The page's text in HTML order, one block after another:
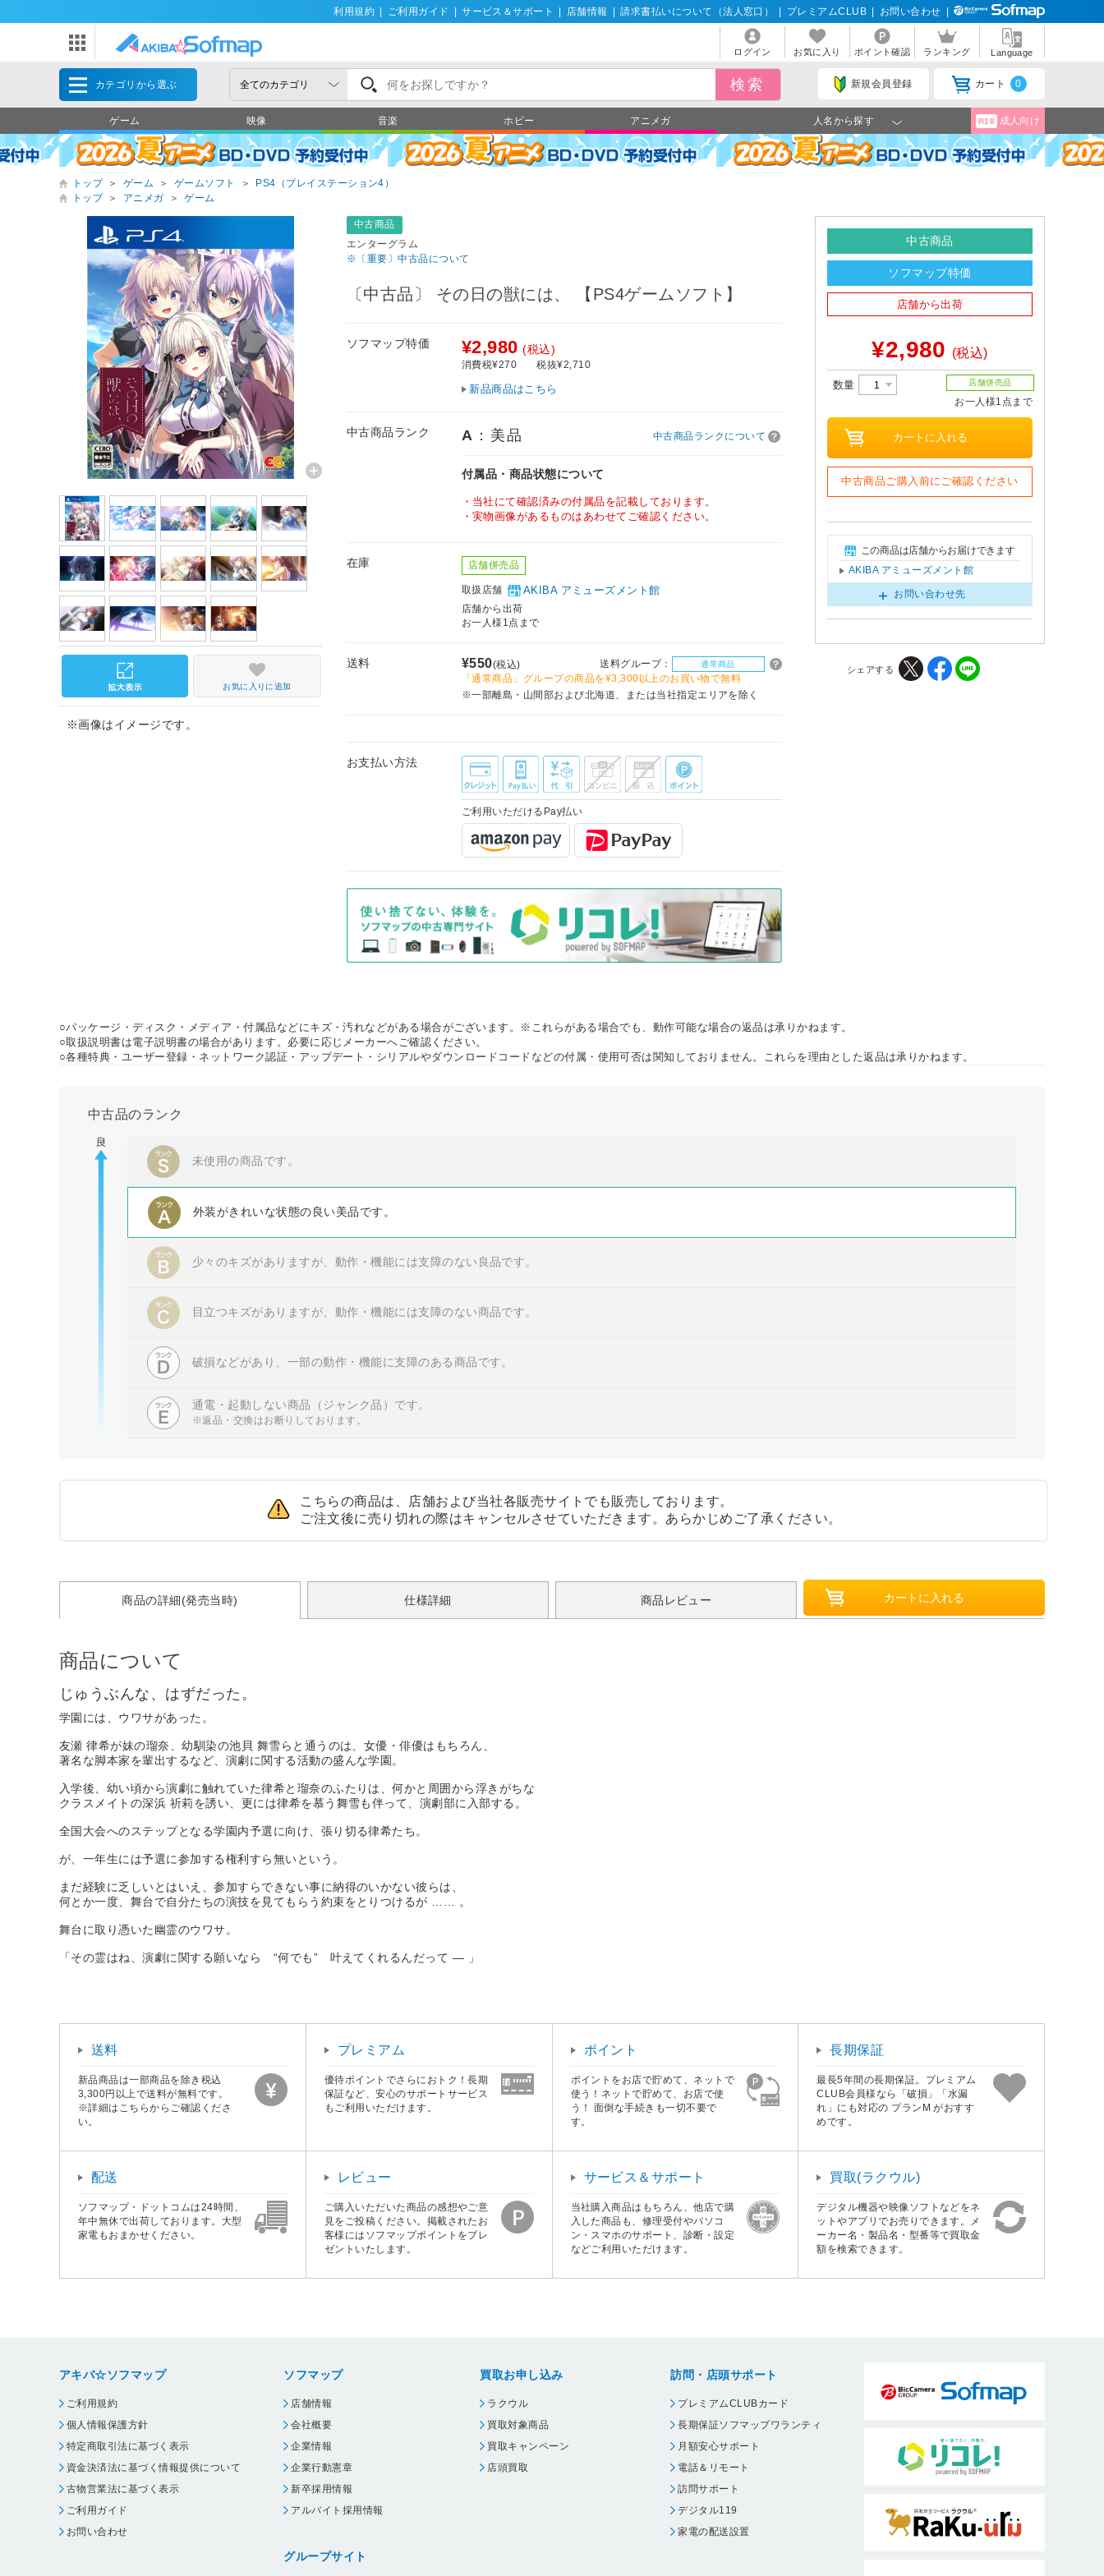
利用規約 ご利用ガイド サービス＆サポート 店舗情報 請求書払いについて（法人窓口） プレミアムCLUB お問い合わせ
ログイン お気に入り ポイント確認 ランキング Language
カテゴリから選ぶ 新規会員登録 カート 0
ゲーム 映像 音楽 ホビー アニメガ 人名から探す R18 成人向け
トップ ＞ ゲーム ＞ ゲームソフト ＞
PS4（プレイステーション4）
トップ
＞ アニメガ ＞ ゲーム
中古商品
エンターグラム
※〔重要〕中古品について
〔中古品〕 その日の獣には、 【PS4ゲームソフト】
ソフマップ特価 ¥2,980 (税込)
消費税¥270 税抜¥2,710
新品商品はこちら
中古商品ランク A ：美品 中古商品ランクについて
付属品・商品状態について
当社にて確認済みの付属品を記載しております。
実物画像があるものはあわせてご確認ください。
在庫 店舗併売品
取扱店舗 AKIBA アミューズメント館
店舗から出荷
お一人様1点まで
送料 ¥550(税込) 送料グループ： 通常商品
「通常商品」グループの商品を¥3,300以上のお買い物で無料
※一部離島・山間部および北海道、または当社指定エリアを除く
お支払い方法
ご利用いただけるPay払い
お気に入りに追加
※画像はイメージです。
中古商品
ソフマップ特価
店舗から出荷
¥2,980 (税込)
数量 店舗併売品
お一人様1点まで
中古商品ご購入前にご確認ください
この商品は店舗からお届けできます
AKIBA アミューズメント館
お問い合わせ先
シェアする
○パッケージ・ディスク・メディア・付属品などにキズ・汚れなどがある場合がございます。※これらがある場合でも、動作可能な場合の返品は承りかねます。
○取扱説明書は電子説明書の場合があります。必要に応じメーカーへご確認ください。
○各種特典・ユーザー登録・ネットワーク認証・アップデート・シリアルやダウンロードコードなどの付属・使用可否は関知しておりません。これらを理由とした返品は承りかねます。
中古品のランク
未使用の商品です。
外装がきれいな状態の良い美品です。
少々のキズがありますが、動作・機能には支障のない良品です。
目立つキズがありますが、動作・機能には支障のない商品です。
破損などがあり、一部の動作・機能に支障のある商品です。
通電・起動しない商品（ジャンク品）です。
※返品・交換はお断りしております。
こちらの商品は、店舗および当社各販売サイトでも販売しております。
ご注文後に売り切れの際はキャンセルさせていただきます。あらかじめご了承ください。
商品の詳細(発売当時) 仕様詳細 商品レビュー
商品について
じゅうぶんな、はずだった。
学園には、ウワサがあった。
友瀬 律希が妹の瑠奈、幼馴染の池貝 舞雪らと通うのは、女優・俳優はもちろん、
著名な脚本家を輩出するなど、演劇に関する活動の盛んな学園。
入学後、幼い頃から演劇に触れていた律希と瑠奈のふたりは、何かと周囲から浮きがちな
クラスメイトの深浜 祈莉を誘い、更には律希を慕う舞雪も伴って、演劇部に入部する。
全国大会へのステップとなる学園内予選に向け、張り切る律希たち。
が、一年生には予選に参加する権利すら無いという。
まだ経験に乏しいとはいえ、参加すらできない事に納得のいかない彼らは、
何とか一度、舞台で自分たちの演技を見てもらう約束をとりつけるが …… 。
舞台に取り憑いた幽霊のウワサ。
「その霊はね、演劇に関する願いなら “何でも” 叶えてくれるんだって ― 」
送料
新品商品は一部商品を除き税込
3,300円以上で送料が無料です。
※詳細はこちらからご確認くださ
い。
プレミアム
優待ポイントでさらにおトク！長期
保証など、安心のサポートサービス
もご利用いただけます。
ポイント
ポイントをお店で貯めて、ネットで
使う！ネットで貯めて、お店で使
う！ 面倒な手続きも一切不要で
す。
長期保証
最長5年間の長期保証。プレミアム
CLUB会員様なら「破損」「水漏
れ」にも対応の プランM がおすす
めです。
配送
ソフマップ・ドットコムは24時間、
年中無休で出荷しております。大型
家電もおまかせください。
レビュー
ご購入いただいた商品の感想やご意
見をご投稿ください。掲載されたお
客様にはソフマップポイントをプレ
ゼントいたします。
サービス＆サポート
当社購入商品はもちろん、他店で購
入した商品も、修理受付やパソコ
ン・スマホのサポート、診断・設定
などご利用いただけます。
買取(ラクウル)
デジタル機器や映像ソフトなどをネ
ットやアプリでお売りできます。メ
ーカー名・製品名・型番等で買取金
額を検索できます。
アキバ☆ソフマップ
ご利用規約
個人情報保護方針
特定商取引法に基づく表示
資金決済法に基づく情報提供について
古物営業法に基づく表示
ご利用ガイド
お問い合わせ
ソフマップ
店舗情報
会社概要
企業情報
企業行動憲章
新卒採用情報
アルバイト採用情報
グループサイト
買取お申し込み
ラクウル
買取対象商品
買取キャンペーン
店頭買取
訪問・店頭サポート
プレミアムCLUBカード
長期保証ソフマップワランティ
月額安心サポート
電話＆リモート
訪問サポート
デジタル119
家電の配送設置